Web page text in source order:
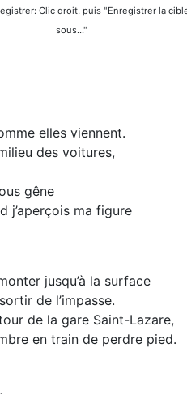
Clic droit, puis "Enregistrer la
sous..."
elles viennent.
des voitures,
gêne
j’aperçois ma figure
jusqu’à la surface
de l’impasse.
de la gare Saint-Lazare,
en train de perdre pied.